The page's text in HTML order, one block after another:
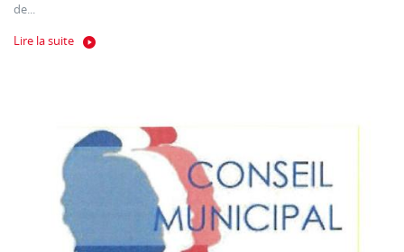
de...
Lire la suite